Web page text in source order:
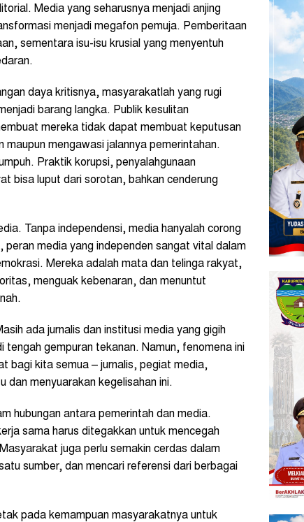
Media yang seharusnya menjadi anjing
menjadi megafon pemuja. Pemberitaan
sementara isu-isu krusial yang menyentuh
daya kritisnya, masyarakatlah yang rugi
barang langka. Publik kesulitan
mereka tidak dapat membuat keputusan
mengawasi jalannya pemerintahan.
Praktik korupsi, penyalahgunaan
bisa luput dari sorotan, bahkan cenderung
Tanpa independensi, media hanyalah corong
media yang independen sangat vital dalam
Mereka adalah mata dan telinga rakyat,
menguak kebenaran, dan menuntut
ada jurnalis dan institusi media yang gigih
gempuran tekanan. Namun, fenomena ini
bagi kita semua – jurnalis, pegiat media,
dan menyuarakan kegelisahan ini.
hubungan antara pemerintah dan media.
sama harus ditegakkan untuk mencegah
juga perlu semakin cerdas dalam
sumber, dan mencari referensi dari berbagai
pada kemampuan masyarakatnya untuk